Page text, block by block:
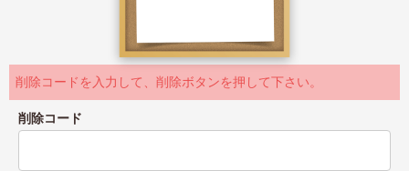
削除コードを入力して、削除ボタンを押して下さい。
削除コード